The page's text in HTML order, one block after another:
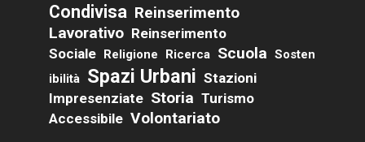
Condivisa Reinserimento
Lavorativo Reinserimento
Sociale Religione Ricerca Scuola Sosten
Ibilità Spazi Urbani Stazioni
Impresenziate Storia Turismo
Accessibile Volontariato